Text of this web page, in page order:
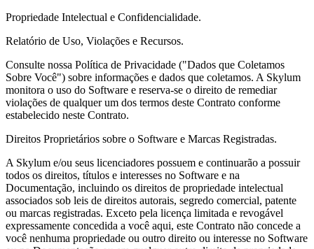
Propriedade Intelectual e Confidencialidade.
Relatório de Uso, Violações e Recursos.
Consulte nossa Política de Privacidade ("Dados que Coletamos
Sobre Você") sobre informações e dados que coletamos. A Skylum
monitora o uso do Software e reserva-se o direito de remediar
violações de qualquer um dos termos deste Contrato conforme
estabelecido neste Contrato.
Direitos Proprietários sobre o Software e Marcas Registradas.
A Skylum e/ou seus licenciadores possuem e continuarão a possuir
todos os direitos, títulos e interesses no Software e na
Documentação, incluindo os direitos de propriedade intelectual
associados sob leis de direitos autorais, segredo comercial, patente
ou marcas registradas. Exceto pela licença limitada e revogável
expressamente concedida a você aqui, este Contrato não concede a
você nenhuma propriedade ou outro direito ou interesse no Software